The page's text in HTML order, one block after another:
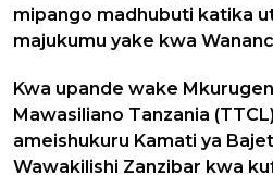
mipango madhubuti katika
majukumu yake kwa
Kwa upande wake
Mawasiliano Tanzania
ameishukuru Kamati ya
Wawakilishi Zanzibar kwa